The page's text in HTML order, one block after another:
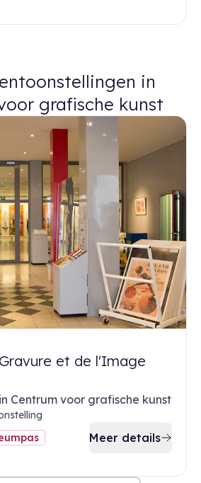
in
grafische kunst
et de l'Image
Centrum voor grafische kunst
Meer details